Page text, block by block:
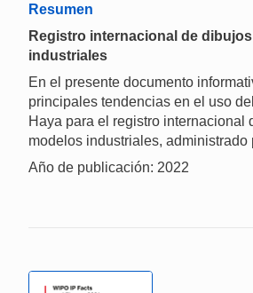
Resumen
Registro internacional de
industriales
En el presente documento
principales tendencias en el uso
Haya para el registro internacional
modelos industriales, administrado
Año de publicación: 2022